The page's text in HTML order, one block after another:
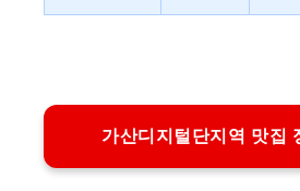
가산디지털단지역 맛집